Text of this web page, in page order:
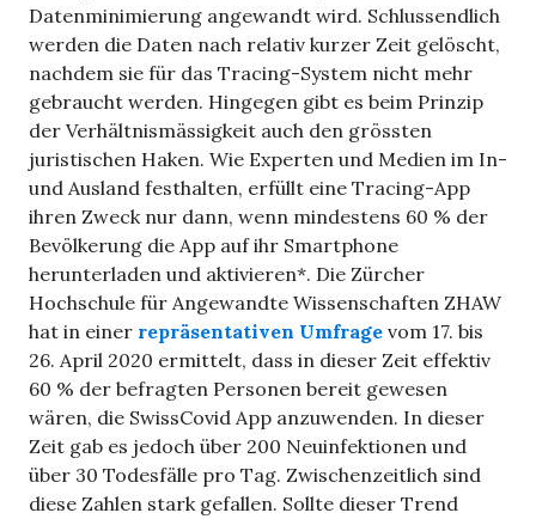
Datenminimierung angewandt wird. Schlussendlich
werden die Daten nach relativ kurzer Zeit gelöscht,
nachdem sie für das Tracing-System nicht mehr
gebraucht werden. Hingegen gibt es beim Prinzip
der Verhältnismässigkeit auch den grössten
juristischen Haken. Wie Experten und Medien im In-
und Ausland festhalten, erfüllt eine Tracing-App
ihren Zweck nur dann, wenn mindestens 60 % der
Bevölkerung die App auf ihr Smartphone
herunterladen und aktivieren*. Die Zürcher
Hochschule für Angewandte Wissenschaften ZHAW
hat in einer repräsentativen Umfrage vom 17. bis
26. April 2020 ermittelt, dass in dieser Zeit effektiv
60 % der befragten Personen bereit gewesen
wären, die SwissCovid App anzuwenden. In dieser
Zeit gab es jedoch über 200 Neuinfektionen und
über 30 Todesfälle pro Tag. Zwischenzeitlich sind
diese Zahlen stark gefallen. Sollte dieser Trend